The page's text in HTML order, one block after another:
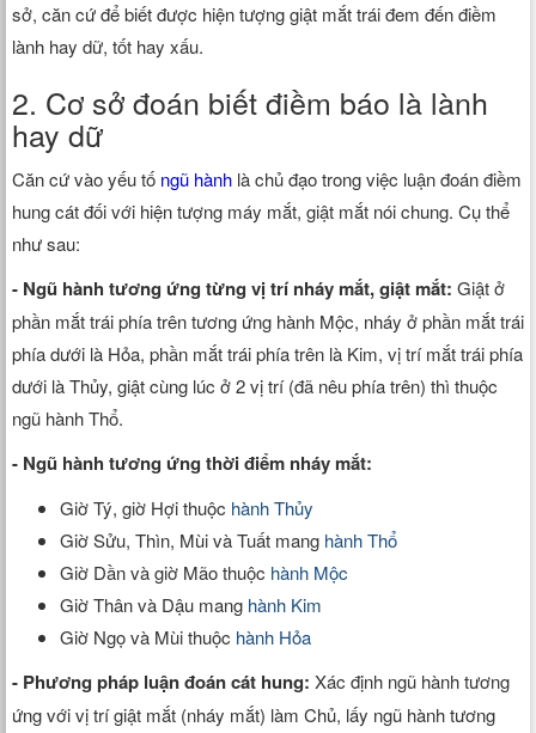
sở, căn cứ để biết được hiện tượng giật mắt trái đem đến điềm
lành hay dữ, tốt hay xấu.
2. Cơ sở đoán biết điềm báo là lành
hay dữ
Căn cứ vào yếu tố ngũ hành là chủ đạo trong việc luận đoán điềm
hung cát đối với hiện tượng máy mắt, giật mắt nói chung. Cụ thể
như sau:
- Ngũ hành tương ứng từng vị trí nháy mắt, giật mắt: Giật ở
phần mắt trái phía trên tương ứng hành Mộc, nháy ở phần mắt trái
phía dưới là Hỏa, phần mắt trái phía trên là Kim, vị trí mắt trái phía
dưới là Thủy, giật cùng lúc ở 2 vị trí (đã nêu phía trên) thì thuộc
ngũ hành Thổ.
- Ngũ hành tương ứng thời điểm nháy mắt:
Giờ Tý, giờ Hợi thuộc hành Thủy
Giờ Sửu, Thìn, Mùi và Tuất mang hành Thổ
Giờ Dần và giờ Mão thuộc hành Mộc
Giờ Thân và Dậu mang hành Kim
Giờ Ngọ và Mùi thuộc hành Hỏa
- Phương pháp luận đoán cát hung: Xác định ngũ hành tương
ứng với vị trí giật mắt (nháy mắt) làm Chủ, lấy ngũ hành tương